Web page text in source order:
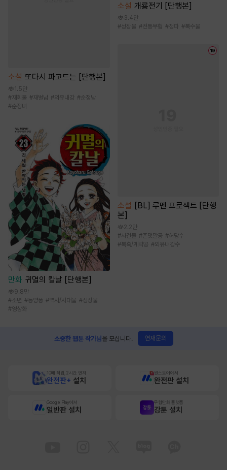
소설 또다시 파고드는 [단행본]
1.5만
# 재회물 # 재벌남 #외유내강 #순정남
#순정녀
만화 귀멸의 칼날 [단행본]
9.8만
#소년 #동양풍 #역사/시대물 #성장물
#영상화
소설 개룡전기 [단행본]
3.4만
#성장물 #전통무협 #정파 #복수물
소설
[BL] 루멘 프로젝트 [단행
본]
2.2만
#사건물 #존댓말공 #허당수
#복흑/계략공 #외유내강수
소중한 웹툰 작가님을 모십니다. 연재문의
10배 적립, 2시간 먼저
완전판+ 설치
원스토어에서
완전판 설치
Google Play에서
일반판 설치
무협만화 플랫폼
강툰 설치